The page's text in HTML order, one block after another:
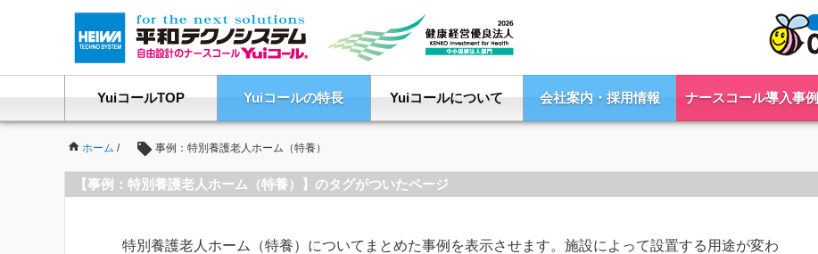
YuiコールTOP Yuiコールの特長 Yuiコールについて 会社案内・採用情報 ナースコール導入事例
ホーム / 事例：特別養護老人ホーム（特養）
【事例：特別養護老人ホーム（特養）】のタグがついたページ
特別養護老人ホーム（特養）についてまとめた事例を表示させます。施設によって設置する用途が変わ